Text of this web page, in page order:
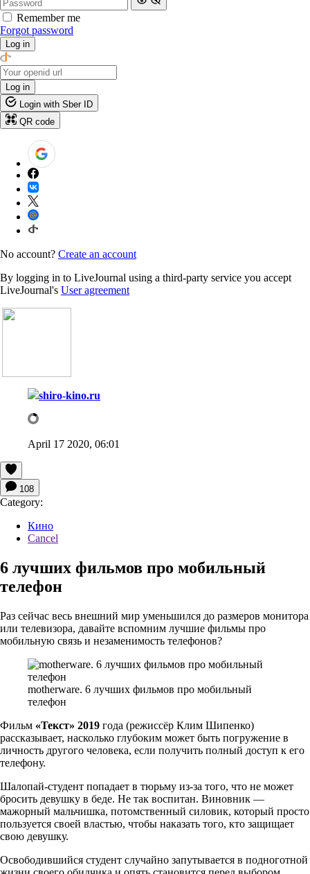
Remember me
Forgot password
Log in
Log in
Login with Sber ID
QR code
No account? Create an account
By logging in to LiveJournal using a third-party service you accept
LiveJournal's User agreement
shiro-kino.ru
April 17 2020, 06:01
108
Category:
Кино
Cancel
6 лучших фильмов про мобильный
телефон
Раз сейчас весь внешний мир уменьшился до размеров монитора
или телевизора, давайте вспомним лучшие фильмы про
мобильную связь и незаменимость телефонов?
motherware. 6 лучших фильмов про мобильный
телефон
Фильм «Текст» 2019 года (режиссёр Клим Шипенко)
рассказывает, насколько глубоким может быть погружение в
личность другого человека, если получить полный доступ к его
телефону.
Шалопай-студент попадает в тюрьму из-за того, что не может
бросить девушку в беде. Не так воспитан. Виновник —
мажорный мальчишка, потомственный силовик, который просто
пользуется своей властью, чтобы наказать того, кто защищает
свою девушку.
Освободившийся студент случайно запутывается в подноготной